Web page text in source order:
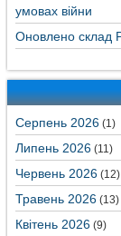
умовах війни
Оновлено склад
Серпень 2026 (1)
Липень 2026 (11)
Червень 2026 (12)
Травень 2026 (13)
Квітень 2026 (9)